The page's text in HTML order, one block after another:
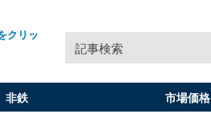
クリッ
記事検索
非鉄 市場価格